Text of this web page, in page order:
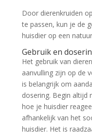
Door dierenkruiden
te passen, kun je de
huisdier op een
Gebruik en
Het gebruik van
aanvulling zijn op de
is belangrijk om
dosering. Begin altijd
hoe je huisdier
afhankelijk van het
huisdier. Het is